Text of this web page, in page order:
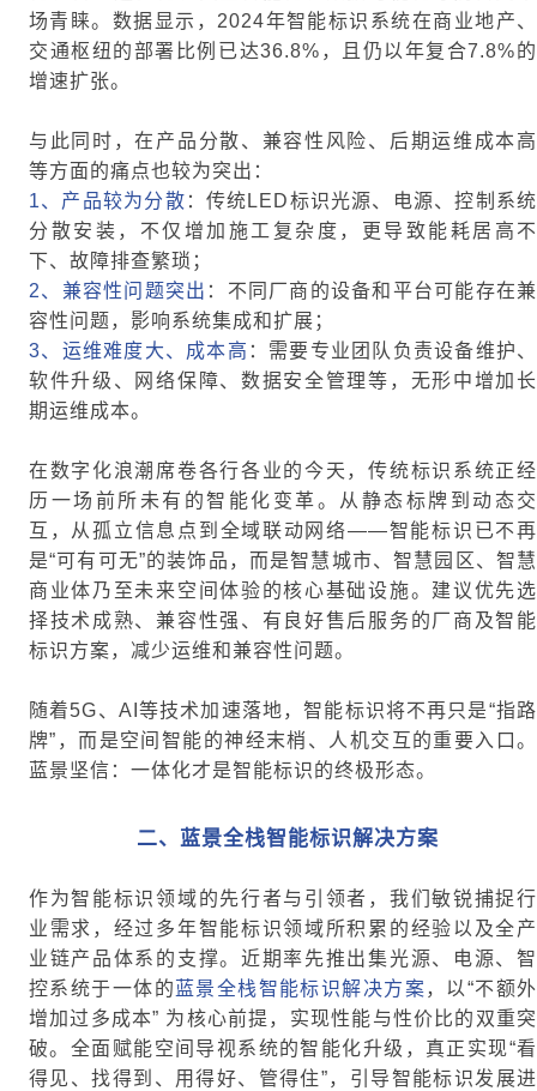
场青睐。数据显示，2024年智能标识系统在商业地产、
交通枢纽的部署比例已达36.8%，且仍以年复合7.8%的
增速扩张。
与此同时，在产品分散、兼容性风险、后期运维成本高
等方面的痛点也较为突出：
1、产品较为分散 ：传统LED标识光源、电源、控制系统
分散安装，不仅增加施工复杂度，更导致能耗居高不
下、故障排查繁琐；
2、兼容性问题突出 ：不同厂商的设备和平台可能存在兼
容性问题，影响系统集成和扩展；
3、运维难度大、成本高 ：需要专业团队负责设备维护、
软件升级、网络保障、数据安全管理等，无形中增加长
期运维成本。
在数字化浪潮席卷各行各业的今天，传统标识系统正经
历一场前所未有的智能化变革。从静态标牌到动态交
互，从孤立信息点到全域联动网络——智能标识已不再
是“可有可无”的装饰品，而是智慧城市、智慧园区、智慧
商业体乃至未来空间体验的核心基础设施。建议优先选
择技术成熟、兼容性强、有良好售后服务的厂商及智能
标识方案，减少运维和兼容性问题。
随着5G、AI等技术加速落地，智能标识将不再只是“指路
牌”，而是空间智能的神经末梢、人机交互的重要入口。
蓝景坚信：一体化才是智能标识的终极形态。
二、 蓝景全栈智能标识解决方案
作为智能标识领域的先行者与引领者，我们敏锐捕捉行
业需求，经过多年智能标识领域所积累的经验以及全产
业链产品体系的支撑。近期率先推出集光源、电源、智
控系统于一体的 蓝景全栈智能标识解决方案，以“不额外
增加过多成本” 为核心前提，实现性能与性价比的双重突
破。全面赋能空间导视系统的智能化升级，真正实现“看
得见、找得到、用得好、管得住”，引导智能标识发展进